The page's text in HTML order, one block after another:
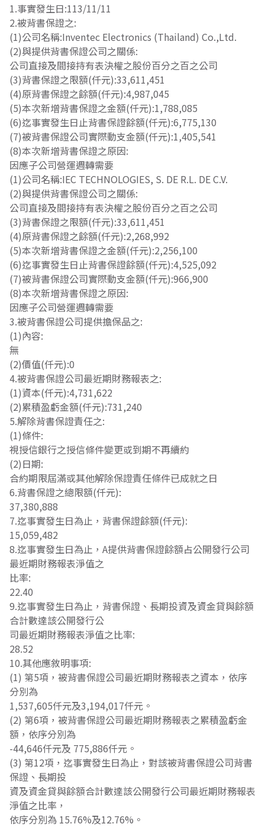
1.事實發生日:113/11/11
2.被背書保證之:
(1)公司名稱:Inventec Electronics (Thailand) Co.,Ltd.
(2)與提供背書保證公司之關係:
公司直接及間接持有表決權之股份百分之百之公司
(3)背書保證之限額(仟元):33,611,451
(4)原背書保證之餘額(仟元):4,987,045
(5)本次新增背書保證之金額(仟元):1,788,085
(6)迄事實發生日止背書保證餘額(仟元):6,775,130
(7)被背書保證公司實際動支金額(仟元):1,405,541
(8)本次新增背書保證之原因:
因應子公司營運週轉需要
(1)公司名稱:IEC TECHNOLOGIES, S. DE R.L. DE C.V.
(2)與提供背書保證公司之關係:
公司直接及間接持有表決權之股份百分之百之公司
(3)背書保證之限額(仟元):33,611,451
(4)原背書保證之餘額(仟元):2,268,992
(5)本次新增背書保證之金額(仟元):2,256,100
(6)迄事實發生日止背書保證餘額(仟元):4,525,092
(7)被背書保證公司實際動支金額(仟元):966,900
(8)本次新增背書保證之原因:
因應子公司營運週轉需要
3.被背書保證公司提供擔保品之:
(1)內容:
無
(2)價值(仟元):0
4.被背書保證公司最近期財務報表之:
(1)資本(仟元):4,731,622
(2)累積盈虧金額(仟元):731,240
5.解除背書保證責任之:
(1)條件:
視授信銀行之授信條件變更或到期不再續約
(2)日期:
合約期限屆滿或其他解除保證責任條件已成就之日
6.背書保證之總限額(仟元):
37,380,888
7.迄事實發生日為止，背書保證餘額(仟元):
15,059,482
8.迄事實發生日為止，A提供背書保證餘額占公開發行公司
最近期財務報表淨值之
比率:
22.40
9.迄事實發生日為止，背書保證、長期投資及資金貸與餘額
合計數達該公開發行公
司最近期財務報表淨值之比率:
28.52
10.其他應敘明事項:
(1) 第5項，被背書保證公司最近期財務報表之資本，依序
分別為
1,537,605仟元及3,194,017仟元。
(2) 第6項，被背書保證公司最近期財務報表之累積盈虧金
額，依序分別為
-44,646仟元及 775,886仟元。
(3) 第12項，迄事實發生日為止，對該被背書保證公司背書
保證、長期投
資及資金貸與餘額合計數達該公開發行公司最近期財務報表
淨值之比率，
依序分別為 15.76%及12.76%。